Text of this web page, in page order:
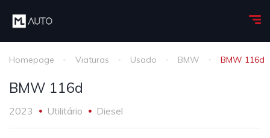
Homepage Viaturas Usado BMW BMW 116d
BMW 116d
2023 Utilitário Diesel